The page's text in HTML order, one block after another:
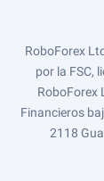
RoboForex
por la FSC,
RoboForex
Financieros
2118